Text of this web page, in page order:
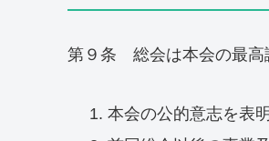
第９条 総会は本会の最高
本会の公的意志を表明